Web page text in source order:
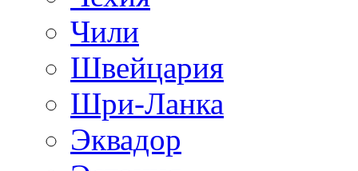
Чили
Швейцария
Шри-Ланка
Эквадор